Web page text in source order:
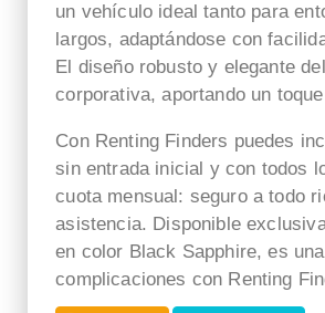
un vehículo ideal tanto para
largos, adaptándose con
El diseño robusto y elegante
corporativa, aportando un
Con Renting Finders puedes
sin entrada inicial y con todos
cuota mensual: seguro a todo
asistencia. Disponible
en color Black Sapphire, es
complicaciones con Renting
que me
puesta
las
Una